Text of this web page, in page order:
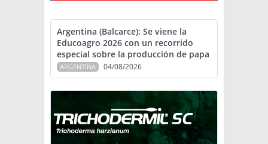
Argentina (Balcarce): Se viene la
Educoagro 2026 con un recorrido
especial sobre la producción de papa
ARGENTINA 04/08/2026